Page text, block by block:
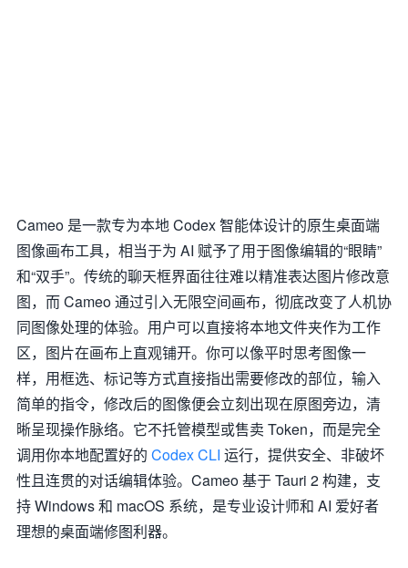
Cameo 是一款专为本地 Codex 智能体设计的原生桌面端
图像画布工具，相当于为 AI 赋予了用于图像编辑的“眼睛”
和“双手”。传统的聊天框界面往往难以精准表达图片修改意
图，而 Cameo 通过引入无限空间画布，彻底改变了人机协
同图像处理的体验。用户可以直接将本地文件夹作为工作
区，图片在画布上直观铺开。你可以像平时思考图像一
样，用框选、标记等方式直接指出需要修改的部位，输入
简单的指令，修改后的图像便会立刻出现在原图旁边，清
晰呈现操作脉络。它不托管模型或售卖 Token，而是完全
调用你本地配置好的 Codex CLI 运行，提供安全、非破坏
性且连贯的对话编辑体验。Cameo 基于 Tauri 2 构建，支
持 Windows 和 macOS 系统，是专业设计师和 AI 爱好者
理想的桌面端修图利器。